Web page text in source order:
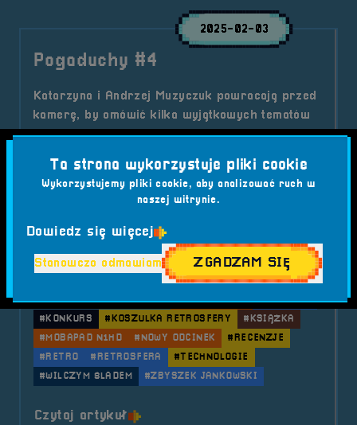
2025-02-03
Pogaduchy #4
Katarzyna i Andrzej Muzyczuk powracają przed
kamerę, by omówić kilka wyjątkowych tematów
ze świata gier, literatury i technologii! W
wiedzy, ciekawostek i emocji, a także kilka
ekscytujących zapowiedzi.
#ANDRZEJ MUZYCZUK
#AUKCJA
#DARK PROJECT ONIONITE WIRED
#GAMING
#INSTAGRAM
#KATARZYNA MUZYCZUK
#KLAWIATURA
#KONCERT
#KONKURS
#KOSZULKA RETROSFERY
#KSIĄŻKA
#MOBAPAD N1HD
#NOWY ODCINEK
#RECENZJE
#RETRO
#RETROSFERA
#TECHNOLOGIE
#WILCZYM ŚLADEM
#ZBYSZEK JANKOWSKI
Czytaj artykuło tytule Pogaduchy #4
Ta strona wykorzystuje pliki cookie
Wykorzystujemy pliki cookie, aby analizować ruch w
naszej witrynie.
Dowiedz się więcej
Stanowczo odmawiam ZGADZAM SIĘ